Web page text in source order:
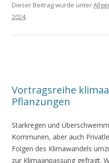
Dieser Beitrag wurde unter
2024.
Vortragsreihe
Pflanzungen
Starkregen und
Kommunen, aber auch
Folgen des Klimawandels
zur Klimaanpassung gefragt.